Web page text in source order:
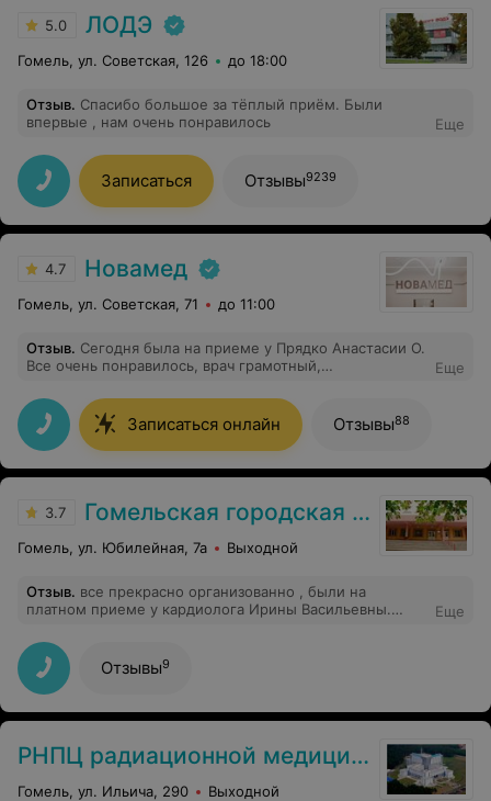
поздравить весь персонал клиники с Рождеством и
Новым годом!
5.0 ЛОДЭ
Гомель, ул. Советская, 126 до 18:00
Отзыв. Спасибо большое за тёплый приём. Были
впервые , нам очень понравилось
Еще
Записаться Отзывы9239
4.7 Новамед
Гомель, ул. Советская, 71 до 11:00
Отзыв. Сегодня была на приеме у Прядко Анастасии О.
Все очень понравилось, врач грамотный,
атмосфера. Буду обращаться еще! И всем рекомендую
этого доктора!
Еще
Записаться онлайн Отзывы88
3.7 Гомельская городская клиническая поликлиника №7
Гомель, ул. Юбилейная, 7а Выходной
Отзыв. все прекрасно организованно , были на
платном приеме у кардиолога Ирины Васильевны.
обустроена. Внимательный персонал, в поликлинике
чистота и порядок. Спасибо коллективу и руководству
,рекомендую данную поликлинику.
Еще
Отзывы9
РНПЦ радиационной медицины
Гомель, ул. Ильича, 290 Выходной